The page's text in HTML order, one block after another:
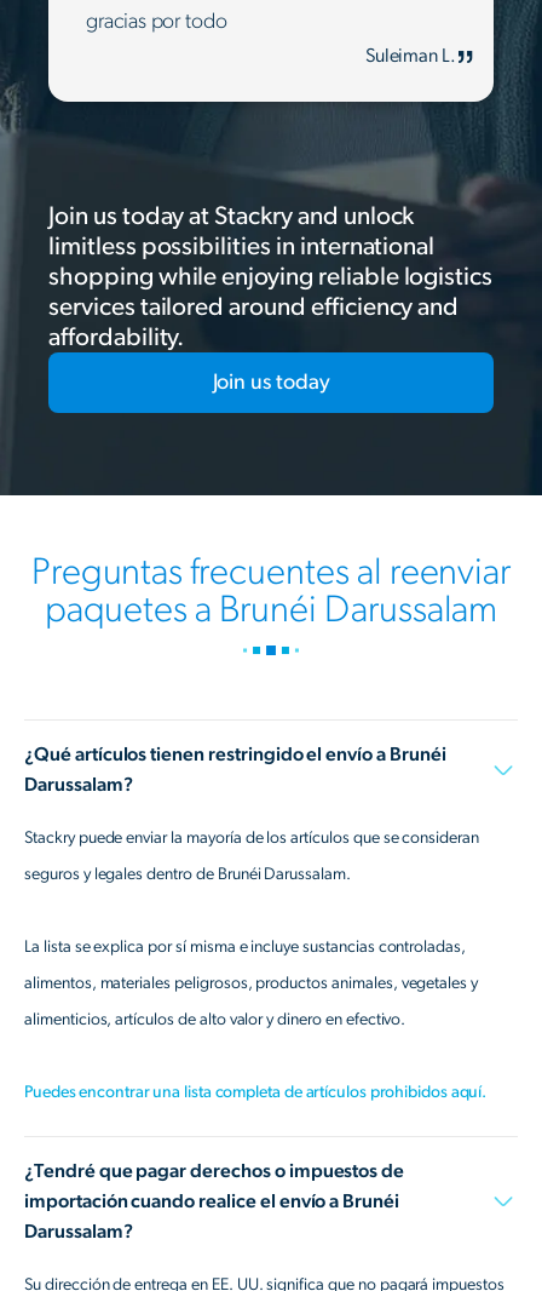
gracias por todo
Suleiman L.
Join us today at Stackry and unlock
limitless possibilities in international
shopping while enjoying reliable logistics
services tailored around efficiency and
affordability.
Join us today
Preguntas frecuentes al reenviar
paquetes a Brunéi Darussalam
¿Qué artículos tienen restringido el envío a Brunéi
Darussalam?
Stackry puede enviar la mayoría de los artículos que se consideran
seguros y legales dentro de Brunéi Darussalam.
La lista se explica por sí misma e incluye sustancias controladas,
alimentos, materiales peligrosos, productos animales, vegetales y
alimenticios, artículos de alto valor y dinero en efectivo.
Puedes encontrar una lista completa de artículos prohibidos aquí.
¿Tendré que pagar derechos o impuestos de
importación cuando realice el envío a Brunéi
Darussalam?
Su dirección de entrega en EE. UU. significa que no pagará impuestos